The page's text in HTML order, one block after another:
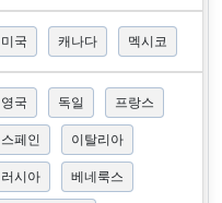
미국 캐나다 멕시코
영국 독일
프랑스
스페인
이탈리아
러시아
베네룩스